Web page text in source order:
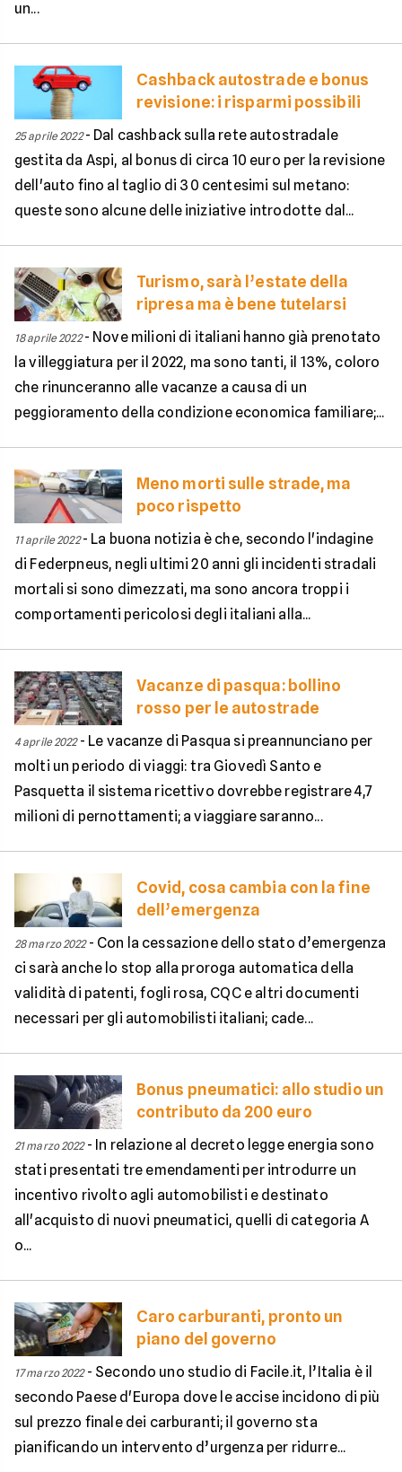
un...
Cashback autostrade e bonus
revisione: i risparmi possibili
25 aprile 2022- Dal cashback sulla rete autostradale
gestita da Aspi, al bonus di circa 10 euro per la revisione
dell'auto fino al taglio di 30 centesimi sul metano:
queste sono alcune delle iniziative introdotte dal...
Turismo, sarà l’estate della
ripresa ma è bene tutelarsi
18 aprile 2022- Nove milioni di italiani hanno già prenotato
la villeggiatura per il 2022, ma sono tanti, il 13%, coloro
che rinunceranno alle vacanze a causa di un
peggioramento della condizione economica familiare;...
Meno morti sulle strade, ma
poco rispetto
11 aprile 2022- La buona notizia è che, secondo l'indagine
di Federpneus, negli ultimi 20 anni gli incidenti stradali
mortali si sono dimezzati, ma sono ancora troppi i
comportamenti pericolosi degli italiani alla...
Vacanze di pasqua: bollino
rosso per le autostrade
4 aprile 2022- Le vacanze di Pasqua si preannunciano per
molti un periodo di viaggi: tra Giovedì Santo e
Pasquetta il sistema ricettivo dovrebbe registrare 4,7
milioni di pernottamenti; a viaggiare saranno...
Covid, cosa cambia con la fine
dell’emergenza
28 marzo 2022- Con la cessazione dello stato d’emergenza
ci sarà anche lo stop alla proroga automatica della
validità di patenti, fogli rosa, CQC e altri documenti
necessari per gli automobilisti italiani; cade...
Bonus pneumatici: allo studio un
contributo da 200 euro
21 marzo 2022- In relazione al decreto legge energia sono
stati presentati tre emendamenti per introdurre un
incentivo rivolto agli automobilisti e destinato
all'acquisto di nuovi pneumatici, quelli di categoria A
o...
Caro carburanti, pronto un
piano del governo
17 marzo 2022- Secondo uno studio di Facile.it, l’Italia è il
secondo Paese d'Europa dove le accise incidono di più
sul prezzo finale dei carburanti; il governo sta
pianificando un intervento d’urgenza per ridurre...